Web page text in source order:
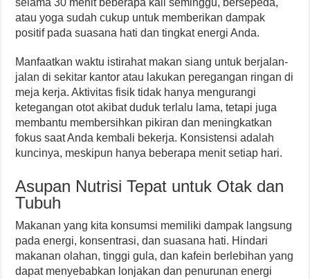
atau yoga sudah cukup untuk memberikan dampak
positif pada suasana hati dan tingkat energi Anda.
Manfaatkan waktu istirahat makan siang untuk berjalan-
jalan di sekitar kantor atau lakukan peregangan ringan di
meja kerja. Aktivitas fisik tidak hanya mengurangi
ketegangan otot akibat duduk terlalu lama, tetapi juga
membantu membersihkan pikiran dan meningkatkan
fokus saat Anda kembali bekerja. Konsistensi adalah
kuncinya, meskipun hanya beberapa menit setiap hari.
Asupan Nutrisi Tepat untuk Otak dan
Tubuh
Makanan yang kita konsumsi memiliki dampak langsung
pada energi, konsentrasi, dan suasana hati. Hindari
makanan olahan, tinggi gula, dan kafein berlebihan yang
dapat menyebabkan lonjakan dan penurunan energi